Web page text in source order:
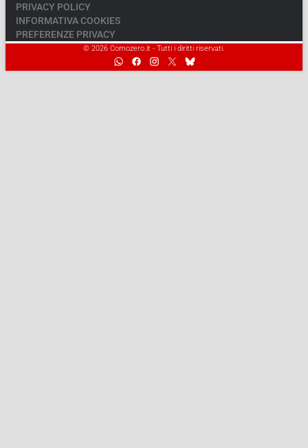
PRIVACY POLICY
INFORMATIVA COOKIES
PREFERENZE PRIVACY
© 2026 Comozero.it - Tutti i diritti riservati.